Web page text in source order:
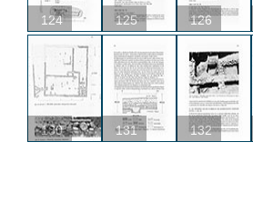
124 125 126
130 131 132